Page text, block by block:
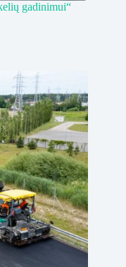
gadinimui“